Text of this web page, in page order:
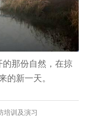
的那份自然，在掠
的新一天。
培训及演习